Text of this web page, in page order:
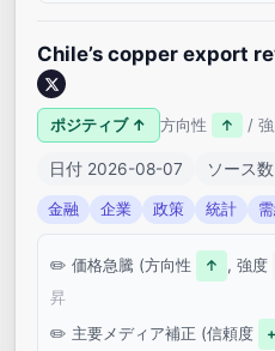
Chile’s copper export
ポジティブ ↑ 方向性 ↑ /
日付 2026-08-07 ソース数
金融 企業 政策 統計
価格急騰 (方向性 ↑ , 強度
昇
主要メディア補正 (信頼度